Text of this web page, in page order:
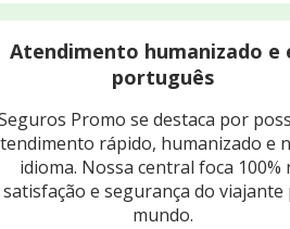
Atendimento humanizado e
português
Promo se destaca por
rápido, humanizado e
idioma. Nossa central foca 100%
satisfação e segurança do viajante
mundo.